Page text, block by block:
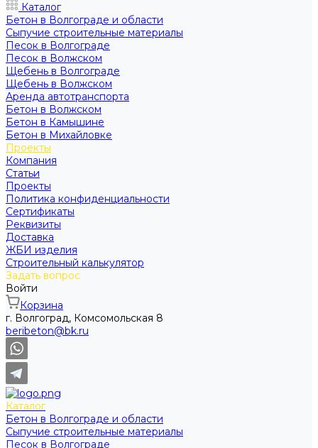
Каталог
Бетон в Волгограде и области
Сыпучие строительные материалы
Песок в Волгограде
Песок в Волжском
Щебень в Волгограде
Щебень в Волжском
Аренда автотранспорта
Бетон в Волжском
Бетон в Камышине
Бетон в Михайловке
Проекты
Компания
Статьи
Проекты
Политика конфиденциальности
Сертификаты
Реквизиты
Доставка
ЖБИ изделия
Строительный калькулятор
Задать вопрос
Войти
Корзина
г. Волгоград, Комсомольская 8
beribeton@bk.ru
Каталог
Бетон в Волгограде и области
Сыпучие строительные материалы
Песок в Волгограде